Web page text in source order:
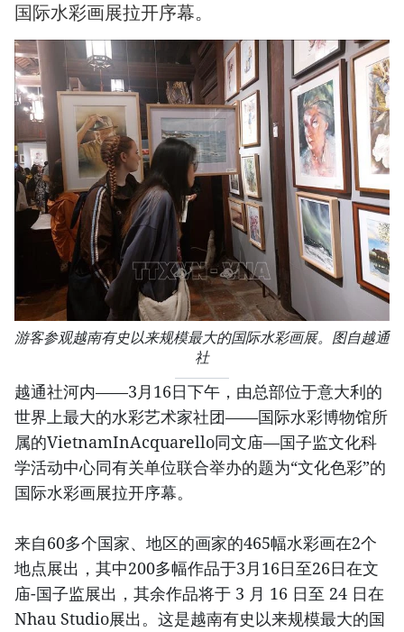
国际水彩画展拉开序幕。
游客参观越南有史以来规模最大的国际水彩画展。图自越通
社
越通社河内——3月16日下午，由总部位于意大利的
世界上最大的水彩艺术家社团——国际水彩博物馆所
属的VietnamInAcquarello同文庙—国子监文化科
学活动中心同有关单位联合举办的题为“文化色彩”的
国际水彩画展拉开序幕。
来自60多个国家、地区的画家的465幅水彩画在2个
地点展出，其中200多幅作品于3月16日至26日在文
庙-国子监展出，其余作品将于 3 月 16 日至 24 日在
Nhau Studio展出。这是越南有史以来规模最大的国